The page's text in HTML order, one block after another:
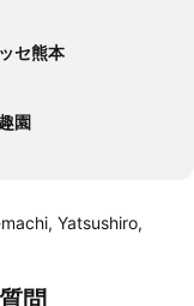
セ熊本
園
Yatsushiro,
問